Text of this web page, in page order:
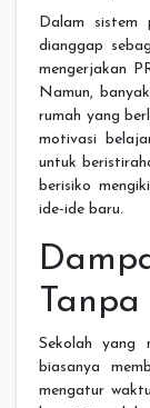
Dalam sistem
dianggap
mengerjakan
Namun,
rumah yang
motivasi
untuk
berisiko
ide-ide baru.
Sekolah yang
biasanya
mengatur